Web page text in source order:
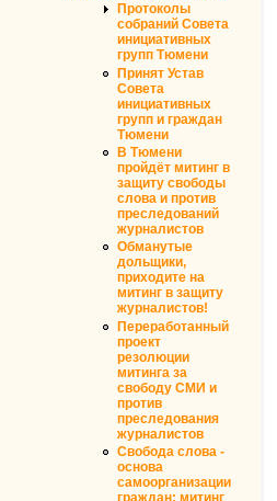
Протоколы
собраний Совета
инициативных
групп Тюмени
Принят Устав
Совета
инициативных
групп и граждан
Тюмени
В Тюмени
пройдёт митинг в
защиту свободы
слова и против
преследований
журналистов
Обманутые
дольщики,
приходите на
митинг в защиту
журналистов!
Переработанный
проект
резолюции
митинга за
свободу СМИ и
против
преследования
журналистов
Свобода слова -
основа
самоорганизации
граждан: митинг